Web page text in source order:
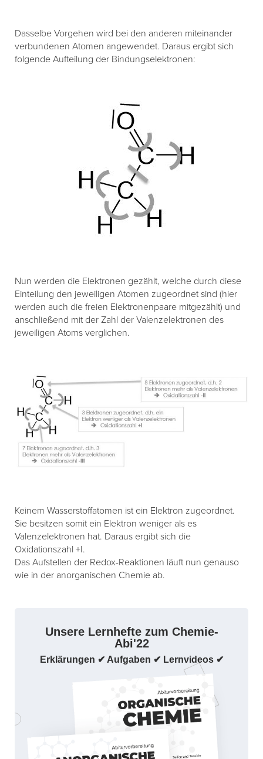
Dasselbe Vorgehen wird bei den anderen miteinander
verbundenen Atomen angewendet. Daraus ergibt sich
folgende Aufteilung der Bindungselektronen:
Nun werden die Elektronen gezählt, welche durch diese
Einteilung den jeweiligen Atomen zugeordnet sind (hier
werden auch die freien Elektronenpaare mitgezählt) und
anschließend mit der Zahl der Valenzelektronen des
jeweiligen Atoms verglichen.
Keinem Wasserstoffatomen ist ein Elektron zugeordnet.
Sie besitzen somit ein Elektron weniger als es
Valenzelektronen hat. Daraus ergibt sich die
Oxidationszahl +I.
Das Aufstellen der Redox-Reaktionen läuft nun genauso
wie in der anorganischen Chemie ab.
Unsere Lernhefte zum Chemie-
Abi'22
Erklärungen ✔ Aufgaben ✔ Lernvideos ✔